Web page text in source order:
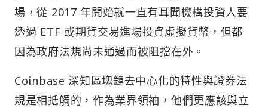
場，從 2017 年開始就一直有耳聞機構投資人要
透過 ETF 或期貨交易進場投資虛擬貨幣，但都
因為政府法規尚未通過而被阻擋在外。
Coinbase 深知區塊鏈去中心化的特性與證券法
規是相抵觸的，作為業界領袖，他們更應該與立